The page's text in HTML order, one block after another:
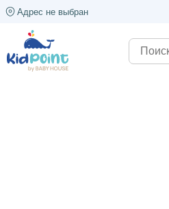
Адрес не выбран